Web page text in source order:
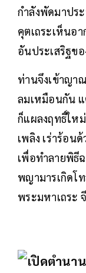
กำลังพัดมาปร
คุตเถระเห็นอ
อันประเสริฐข
ท่านจึงเข้าญา
ลมเหมือนกัน
ก็แผลงฤทธิ์ให
เพลิง เร่าร้อน
เพื่อทำลายพิธี
พญามารเกิดโ
พระมหาเถระ